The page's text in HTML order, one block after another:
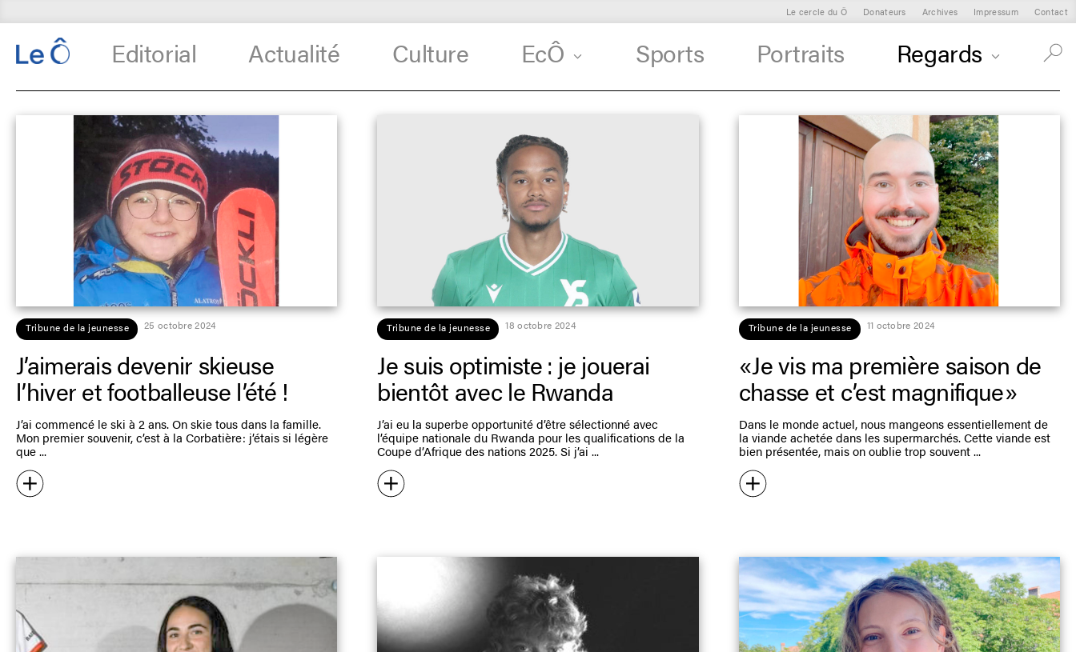
Le cercle du Ô Donateurs Archives Impressum Contact
Editorial Actualité Culture EcÔ Sports Portraits Regards
Tribune de la jeunesse 25 octobre 2024
J’aimerais devenir skieuse
l’hiver et footballeuse l’été !
J’ai commencé le ski à 2 ans. On skie tous dans la famille.
Mon premier souvenir, c’est à la Corbatière : j’étais si légère
que
Tribune de la jeunesse 18 octobre 2024
Je suis optimiste : je jouerai
bientôt avec le Rwanda
J’ai eu la superbe opportunité d’être sélectionné avec
l’équipe nationale du Rwanda pour les qualifications de la
Coupe d’Afrique des nations 2025. Si j’ai
Tribune de la jeunesse 11 octobre 2024
« Je vis ma première saison de
chasse et c’est magnifique »
Dans le monde actuel, nous mangeons essentiellement de
la viande achetée dans les supermarchés. Cette viande est
bien présentée, mais on oublie trop souvent